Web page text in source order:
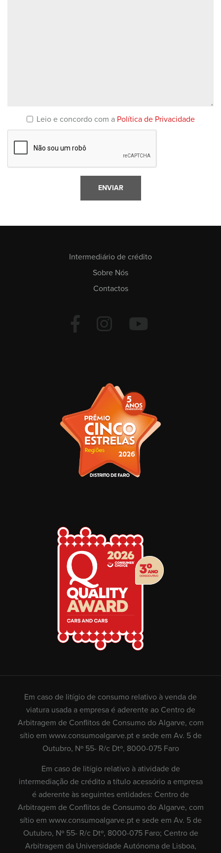
Leio e concordo com a Política de Privacidade
Intermediário de crédito
Sobre Nós
Contactos
Em caso de litígio de consumo relativo à venda de
viatura usada a empresa é aderente ao Centro de
Arbitragem de Conflitos de Consumo do Algarve, com
sítio em www.consumoalgarve.pte sede em Av. 5 de
Outubro, Nº 55- R/c Dtº, 8000-075 Faro
Em caso de litígio relativo à atividade de
intermediação de crédito a título acessório a empresa
é aderente às seguintes entidades: Centro de
Arbitragem de Conflitos de Consumo do Algarve, com
sítio em www.consumoalgarve.pte sede em Av. 5 de
Outubro, Nº 55- R/c Dtº, 8000-075 Faro; Centro de
Arbitragem da Universidade Autónoma de Lisboa,